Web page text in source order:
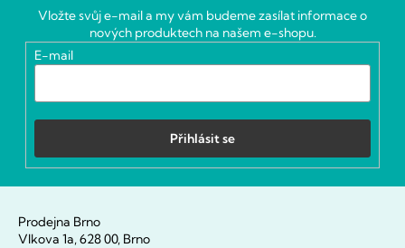
Vložte svůj e-mail a my vám budeme zasílat informace o
nových produktech na našem e-shopu.
E-mail
Přihlásit se
Prodejna Brno
Vlkova 1a, 628 00, Brno